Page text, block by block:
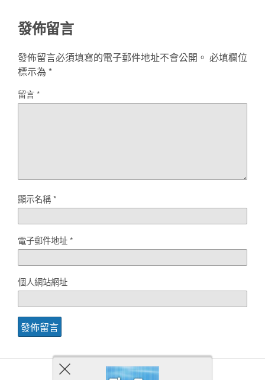
發佈留言
發佈留言必須填寫的電子郵件地址不會公開。 必填欄位
標示為 *
留言*
顯示名稱*
電子郵件地址*
個人網站網址